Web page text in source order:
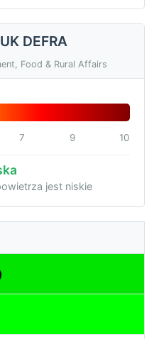
DEFRA
Food & Rural Affairs
7 9 10
jest niskie